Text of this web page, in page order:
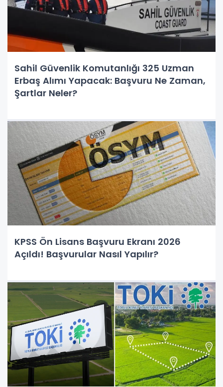
Sahil Güvenlik Komutanlığı 325 Uzman
Erbaş Alımı Yapacak: Başvuru Ne Zaman,
Şartlar Neler?
KPSS Ön Lisans Başvuru Ekranı 2026
Açıldı! Başvurular Nasıl Yapılır?